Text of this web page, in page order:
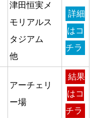
津田恒実メ
モリアルス
タジアム
他
詳細
はコ
チラ
アーチェリ
ー場
結果
はコ
チラ